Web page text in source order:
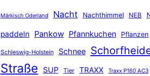
Märkisch Oderland Nacht Nachthimmel NEB
paddeln Pankow Pfannkuchen Pflanzen
Schleswig-Holstein Schnee
Straße SUP Tier TRAXX Traxx P160 AC3